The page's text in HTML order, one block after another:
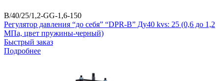
B/40/25/1,2-GG-1,6-150
Регулятор давления “до себя” “DPR-B” Ду40 kvs: 25 (0,6 до 1,2
МПа, цвет пружины-черный)
Быстрый заказ
Подробнее